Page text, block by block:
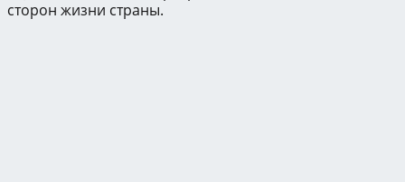
сторон жизни страны.